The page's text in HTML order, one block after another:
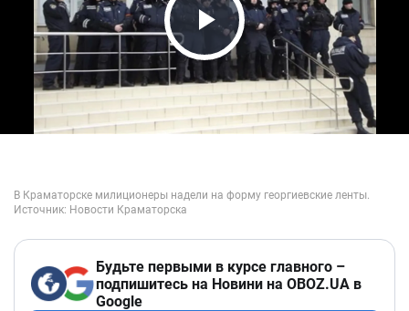
Play Video
Будьте первыми в курсе главного –
подпишитесь на Новини на OBOZ.UA в
Google